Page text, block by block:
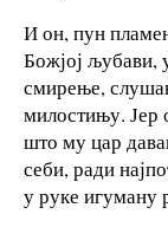
И он, пун
Божјој љубави,
смирење,
милостињу. Јер
што му цар
себи, ради
у руке игуману